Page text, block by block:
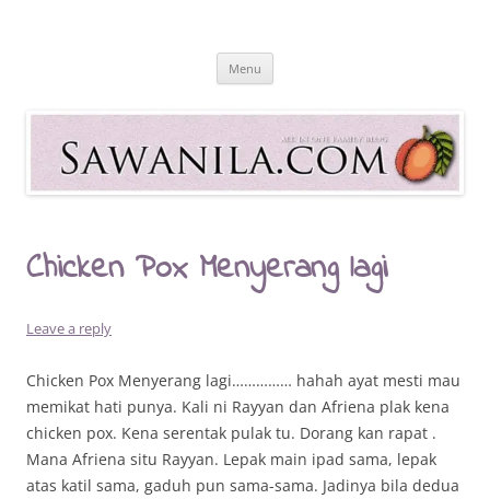
Sawanila.com
All In One Family Blog
Menu
Chicken Pox Menyerang lagi
Leave a reply
Chicken Pox Menyerang lagi…………… hahah ayat mesti mau
memikat hati punya. Kali ni Rayyan dan Afriena plak kena
chicken pox. Kena serentak pulak tu. Dorang kan rapat .
Mana Afriena situ Rayyan. Lepak main ipad sama, lepak
atas katil sama, gaduh pun sama-sama. Jadinya bila dedua